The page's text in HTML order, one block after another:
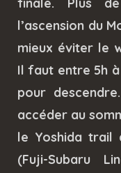
l’ascension du
mieux éviter le
Il faut entre 5h
pour
accéder au
le Yoshida trail
(Fuji-Subaru